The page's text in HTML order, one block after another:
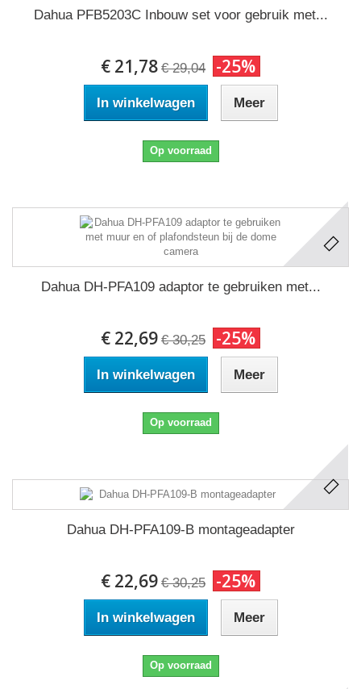
Dahua PFB5203C Inbouw set voor gebruik met...
€ 21,78 € 29,04 -25%
In winkelwagen Meer
Op voorraad
Dahua DH-PFA109 adaptor te gebruiken met...
€ 22,69 € 30,25 -25%
In winkelwagen Meer
Op voorraad
Dahua DH-PFA109-B montageadapter
€ 22,69 € 30,25 -25%
In winkelwagen Meer
Op voorraad